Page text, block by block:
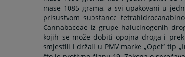
mase 1085 grama, a svi upakovani u
prisustvom supstance
Cannabaceae iz grupe halucinogenih
kojih se može dobiti opojna droga i
smjestili i držali u PMV marke „Opel“ tip